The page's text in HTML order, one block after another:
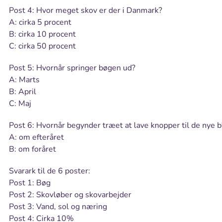
Post 4: Hvor meget skov er der i Danmark?
A: cirka 5 procent
B: cirka 10 procent
C: cirka 50 procent
Post 5: Hvornår springer bøgen ud?
A: Marts
B: April
C: Maj
Post 6: Hvornår begynder træet at lave knopper til de nye
A: om efteråret
B: om foråret
Svarark til de 6 poster:
Post 1: Bøg
Post 2: Skovløber og skovarbejder
Post 3: Vand, sol og næring
Post 4: Cirka 10%